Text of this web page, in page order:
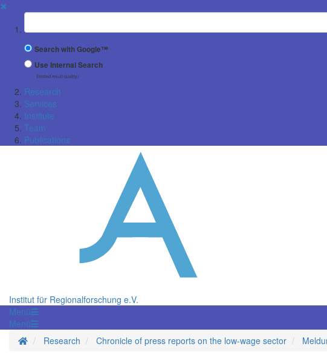
✖
Suchbegriff
Search with Google™
Use Internal Search
(limited result quality)
Research
Services
Institute
Team
Publications
Institut für Regionalforschung e.V.
Menü
Menü
Homepage
Research Chronicle of press reports on the low-wage sector